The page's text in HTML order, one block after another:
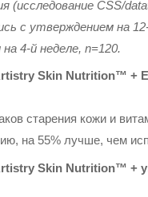
CSS/
с утверждением на
4-й неделе, n=120.
Skin Nutrition™ +
старения кожи и
на 55% лучше, чем
Skin Nutrition™